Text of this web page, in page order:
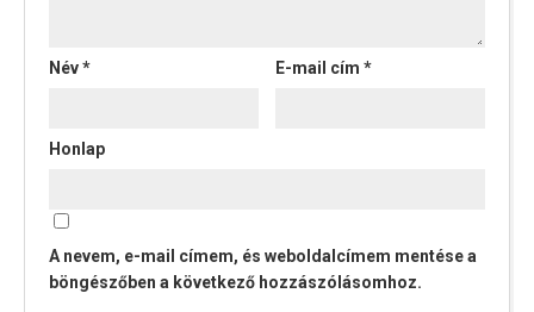
Név* E-mail cím*
Honlap
A nevem, e-mail címem, és weboldalcímem mentése a
böngészőben a következő hozzászólásomhoz.